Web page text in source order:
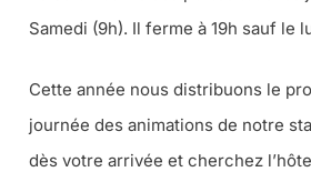
Samedi (9h). Il ferme à 19h sauf le
Cette année nous distribuons le
journée des animations de notre
dès votre arrivée et cherchez